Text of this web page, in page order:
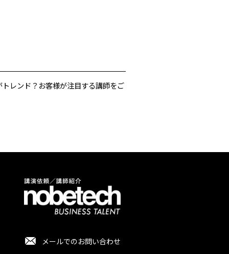
レンド？お客様が注目する講師をご
メールでのお問い合わせ